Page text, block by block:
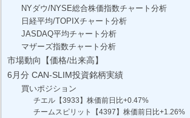
NYダウ/NYSE総合株価指数チャート分析
日経平均/TOPIXチャート分析
JASDAQ平均チャート分析
マザーズ指数チャート分析
市場動向【価格/出来高】
6月分 CAN-SLIM投資銘柄実績
買いポジション
チエル【3933】株価前日比+0.47%
チームスピリット【4397】株価前日比+1.26%